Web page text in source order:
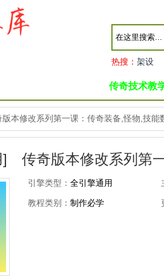
热搜： 架设
传奇技术教
版本修改系列第一课：传奇装备,怪物,技能
传奇版本修改系列第
引擎类型： 全引擎通用
教程类别： 制作必学